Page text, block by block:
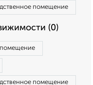
помещение
(0)
помещение